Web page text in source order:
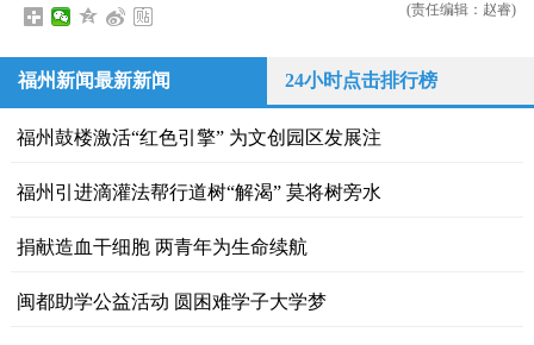
(责任编辑：赵睿)
福州新闻最新新闻 24小时点击排行榜
福州鼓楼激活“红色引擎” 为文创园区发展注
福州引进滴灌法帮行道树“解渴” 莫将树旁水
捐献造血干细胞 两青年为生命续航
闽都助学公益活动 圆困难学子大学梦